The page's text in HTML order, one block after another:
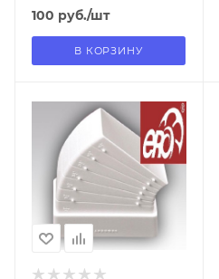
100 руб./шт
В КОРЗИНУ
Отправим
08.08.2026
В наличии в пункте
самовывоза